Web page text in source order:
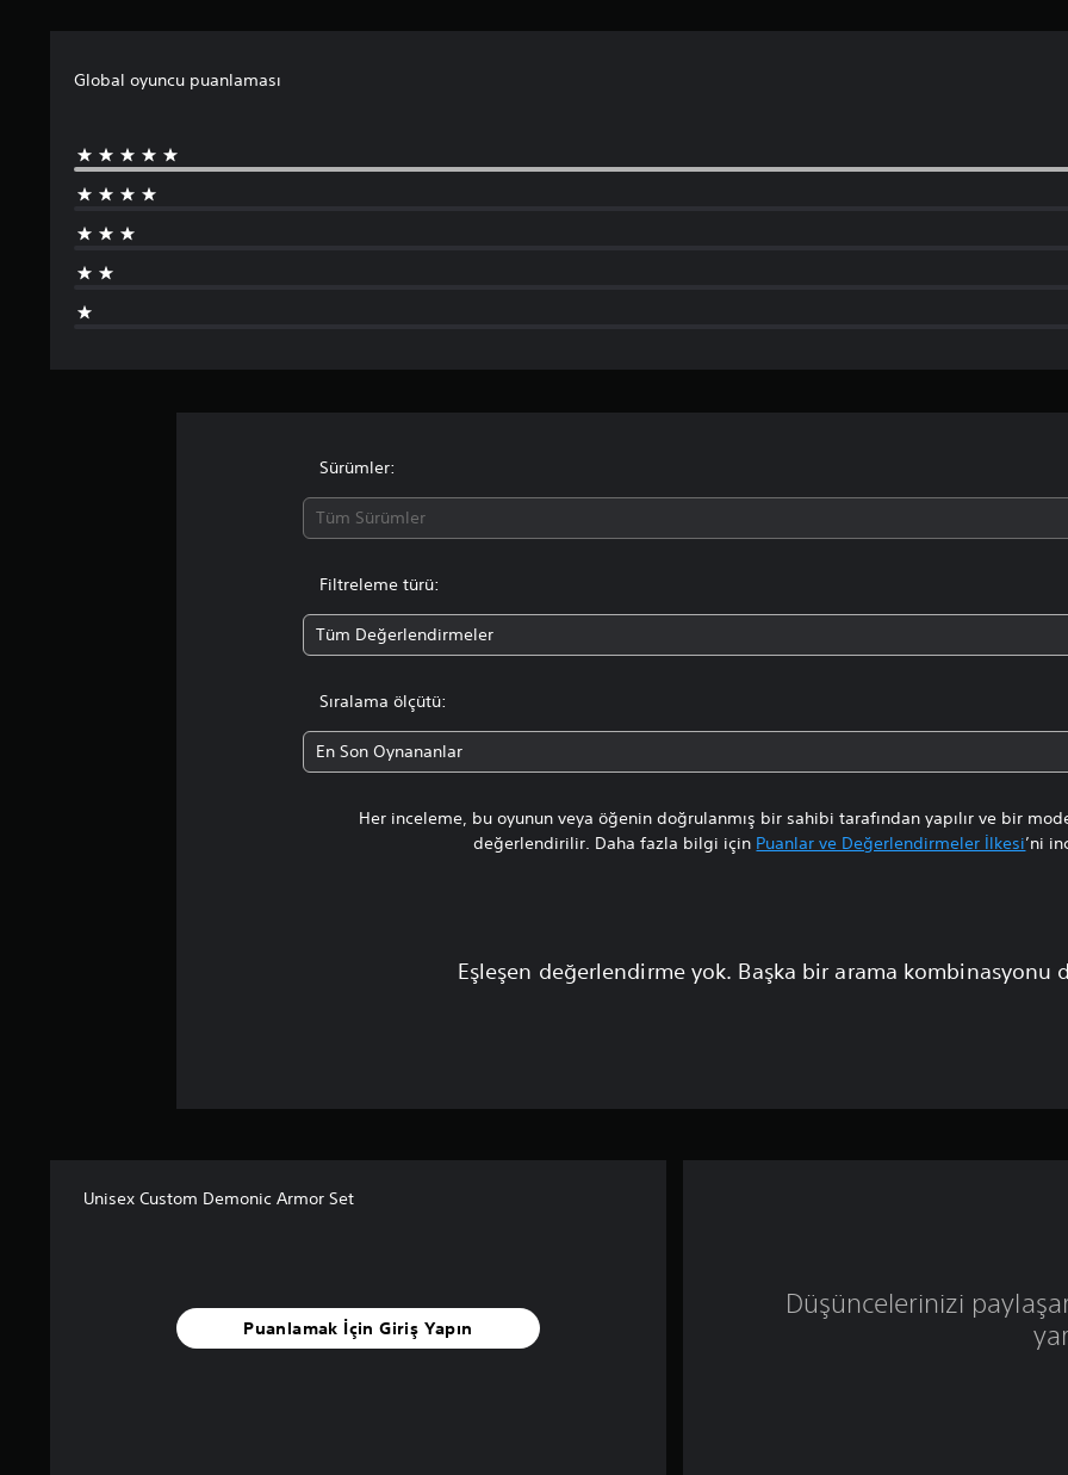
Global oyuncu puanlaması
Sürümler:
Tüm Sürümler
Filtreleme türü:
Tüm Değerlendirmeler
Sıralama ölçütü:
En Son Oynananlar
Her inceleme, bu oyunun veya öğenin doğrulanmış bir sahibi tarafından yapılır ve bir
değerlendirilir. Daha fazla bilgi için Puanlar ve Değerlendirmeler İlkesi’ni
Eşleşen değerlendirme yok. Başka bir arama kombinasyonu
Unisex Custom Demonic Armor Set
Puanlamak İçin Giriş Yapın
Düşüncelerinizi